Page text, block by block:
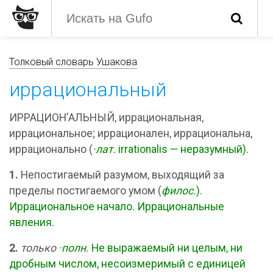
Толковый словарь Ушакова
иррациональный
ИРРАЦИОН’АЛЬНЫЙ, иррациональная,
иррациональное; иррационален, иррациональна,
иррационально ( ·лат. irrationalis — неразумный).
1. Непостигаемый разумом, выходящий за
пределы постигаемого умом (филос.).
Иррациональное начало. Иррациональные
явления.
2. только ·полн. Не выражаемый ни целым, ни
дробным числом, несоизмеримый с единицей